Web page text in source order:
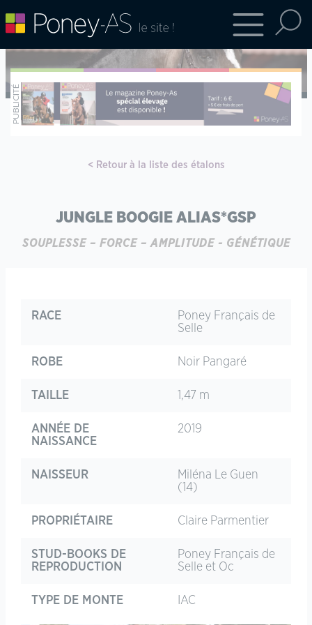
Retour à la liste des étalons
JUNGLE BOOGIE ALIAS*GSP
SOUPLESSE – FORCE – AMPLITUDE - GÉNÉTIQUE
RACE
Poney Français de
Selle
ROBE Noir Pangaré
TAILLE 1,47 m
ANNÉE DE
NAISSANCE
2019
NAISSEUR
Miléna Le Guen
(14)
PROPRIÉTAIRE Claire Parmentier
STUD-BOOKS DE
REPRODUCTION
Poney Français de
Selle et Oc
TYPE DE MONTE IAC